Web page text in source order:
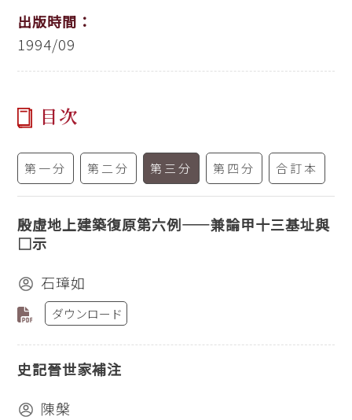
出版時間：
1994/09
目次
第一分 第二分 第三分 第四分 合訂本
殷虛地上建築復原第六例——兼論甲十三基址與
□示
石璋如
ダウンロード
史記晉世家補注
陳槃